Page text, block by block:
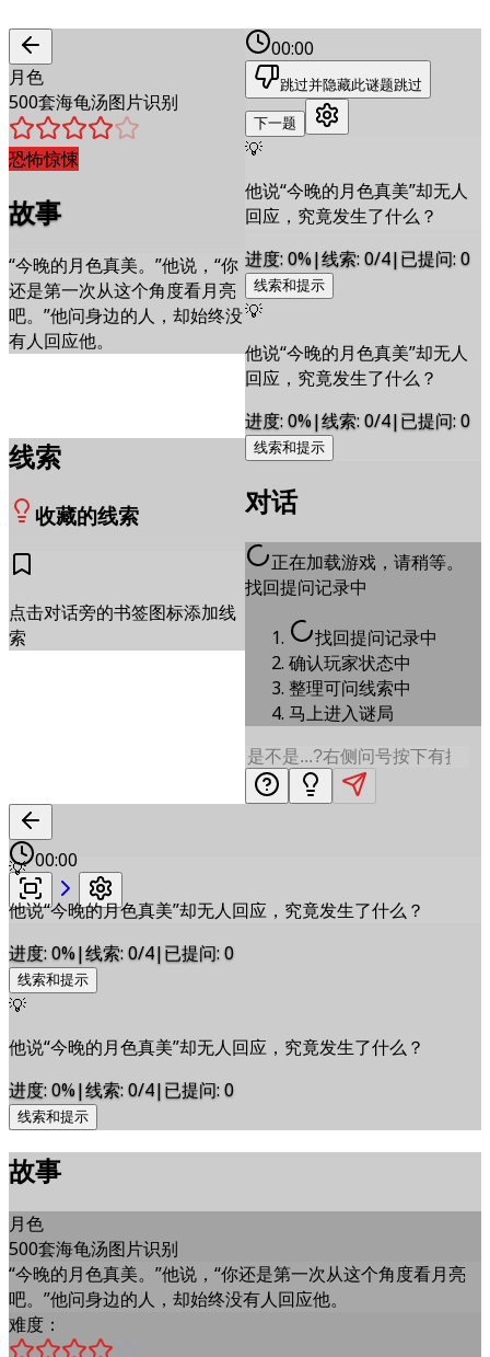
月色
500套海龟汤图片识别
恐怖惊悚
故事
“今晚的月色真美。”他说，“你
还是第一次从这个角度看月亮
吧。”他问身边的人，却始终没
有人回应他。
线索
收藏的线索
点击对话旁的书签图标添加线
索
00:00
跳过并隐藏此谜题跳过
下一题
💡
他说“今晚的月色真美”却无人
回应，究竟发生了什么？
进度:0%|线索:0/4|已提问:0
线索和提示
💡
他说“今晚的月色真美”却无人
回应，究竟发生了什么？
进度:0%|线索:0/4|已提问:0
线索和提示
对话
正在加载游戏，请稍等。
找回提问记录中
找回提问记录中
确认玩家状态中
整理可问线索中
马上进入谜局
00:00
💡
他说“今晚的月色真美”却无人回应，究竟发生了什么？
进度:0%|线索:0/4|已提问:0
线索和提示
💡
他说“今晚的月色真美”却无人回应，究竟发生了什么？
进度:0%|线索:0/4|已提问:0
线索和提示
故事
月色
500套海龟汤图片识别
“今晚的月色真美。”他说，“你还是第一次从这个角度看月亮
吧。”他问身边的人，却始终没有人回应他。
难度：